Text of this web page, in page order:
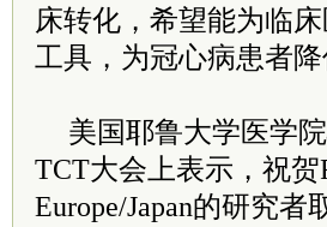
床转化，希望能为临
工具，为冠心病患者降
美国耶鲁大学医学
TCT大会上表示，祝贺
Europe/Japan的研究